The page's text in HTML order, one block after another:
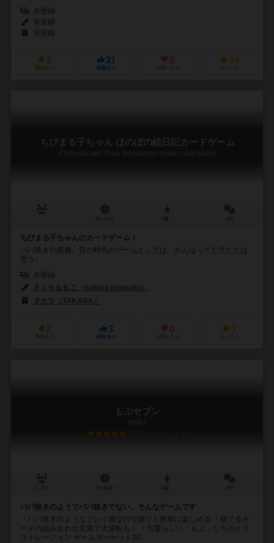
2
興味あり
21
経験あり
5
お気に入り
14
持ってる
ちびまる子ちゃん ほのぼの絵日記カードゲーム
Chibimaruko chan Honobono enikki card game
ちびまる子ちゃんのカードゲーム！
ババ抜きの亜種。昔の時代のゲームとしては、がんばってた方だとは
思う。
さくらももこ（sakura momoko）
タカラ（TAKARA）
2
興味あり
3
経験あり
0
お気に入り
7
持ってる
もぶセブン
mob7
5.7
ババ抜きのようでババ抜きでない、そんなゲームです
・ババ抜きのようなプレイ感なので誰でも簡単に楽しめる ・捨てるカ
ードの組み合わせ次第で大逆転も！ ・可愛らしい「もぶ」たちのイラ
ストレーション ゲームマーケット20...